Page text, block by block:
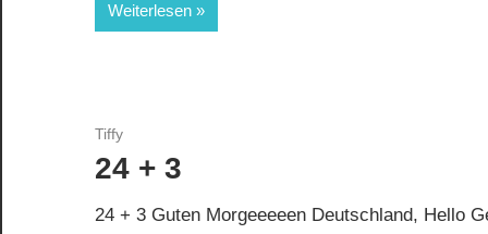
Weiterlesen
Tiffy
24 + 3
24 + 3 Guten Morgeeeeen Deutschland, Hello